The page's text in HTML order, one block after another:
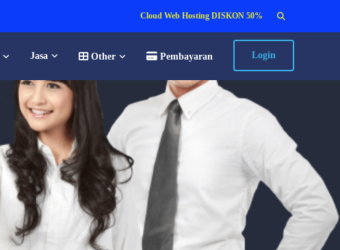
Cloud Web Hosting DISKON 50% Search
for:
Jasa Other Pembayaran Login